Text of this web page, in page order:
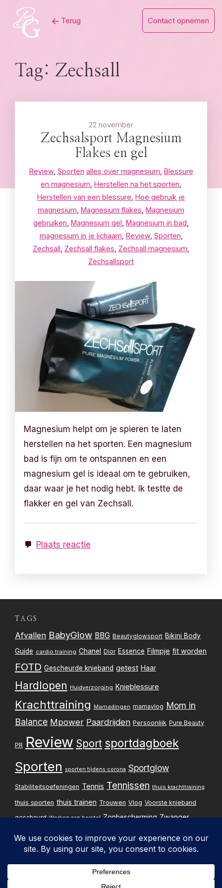
content
Terug Contact opnemen
Tag: Zechsall
22 november
Zechsalsport Magnesium
Flakes en gel
Review, Sporten alles over magnesium Blessure
en magnesium Herstellen na het sporten
Herstellen van een blessure Hoe gebruik je
magnesium Magnesium flakes Magnesium
gebruiken Magnesium gel Magnesium in bad
magnesium in je lichaam Review, Sporten
Zechsall Zechsall flakes Zechsall magnesium
Zechsallsport
Magnesium helpt om je spieren te laten
herstellen na het sporten. Een magnesium
bad is fijn om te ontspannen en een
magnesium gel is ideaal om te gebruiken,
daar waar je het nodig hebt. Ik testte de
flakker en gel van Zechsall.
Plaats reactie
TAGS
Afvallen BabyGlow BBG Beautyglowsport Bikini Body
Guide cardio training Chanel Dior Essence Filmpje fit worden
FOTD Gescheurde knieband getest Haar
Hardlopen Huidverzorging Knieblessure
Krachttraining Mamadingen mamavlog Mom in
Balance Mpower Paardrijden Persoonlijk Pure Beauty
PR Review Sport sportdagboek
Sporten sporten tijdens corona Sportglow
Stabiliteitsoefeningen Tennis Tennissen thuis krachttraining
thuis sporten thuis trainen Trouwen Vlog Voorste knieband
gescheurd Werken aan herstel Zonbescherming Zwanger